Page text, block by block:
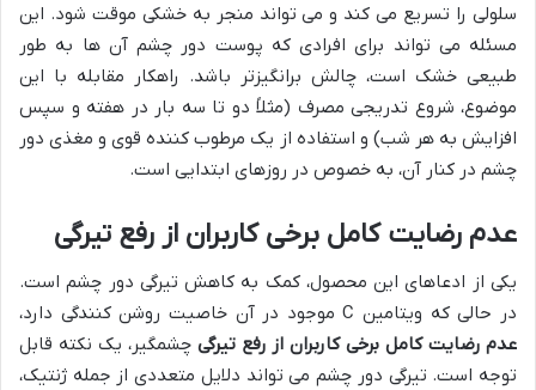
سلولی را تسریع می کند و می تواند منجر به خشکی موقت شود. این
مسئله می تواند برای افرادی که پوست دور چشم آن ها به طور
طبیعی خشک است، چالش برانگیزتر باشد. راهکار مقابله با این
موضوع، شروع تدریجی مصرف (مثلاً دو تا سه بار در هفته و سپس
افزایش به هر شب) و استفاده از یک مرطوب کننده قوی و مغذی دور
چشم در کنار آن، به خصوص در روزهای ابتدایی است.
عدم رضایت کامل برخی کاربران از رفع تیرگی
یکی از ادعاهای این محصول، کمک به کاهش تیرگی دور چشم است.
در حالی که ویتامین C موجود در آن خاصیت روشن کنندگی دارد،
عدم رضایت کامل برخی کاربران از رفع تیرگی چشمگیر، یک نکته قابل
توجه است. تیرگی دور چشم می تواند دلایل متعددی از جمله ژنتیک،